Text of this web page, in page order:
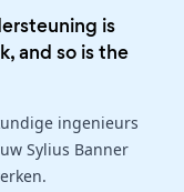
is
and so is the
ingenieurs
Sylius Banner